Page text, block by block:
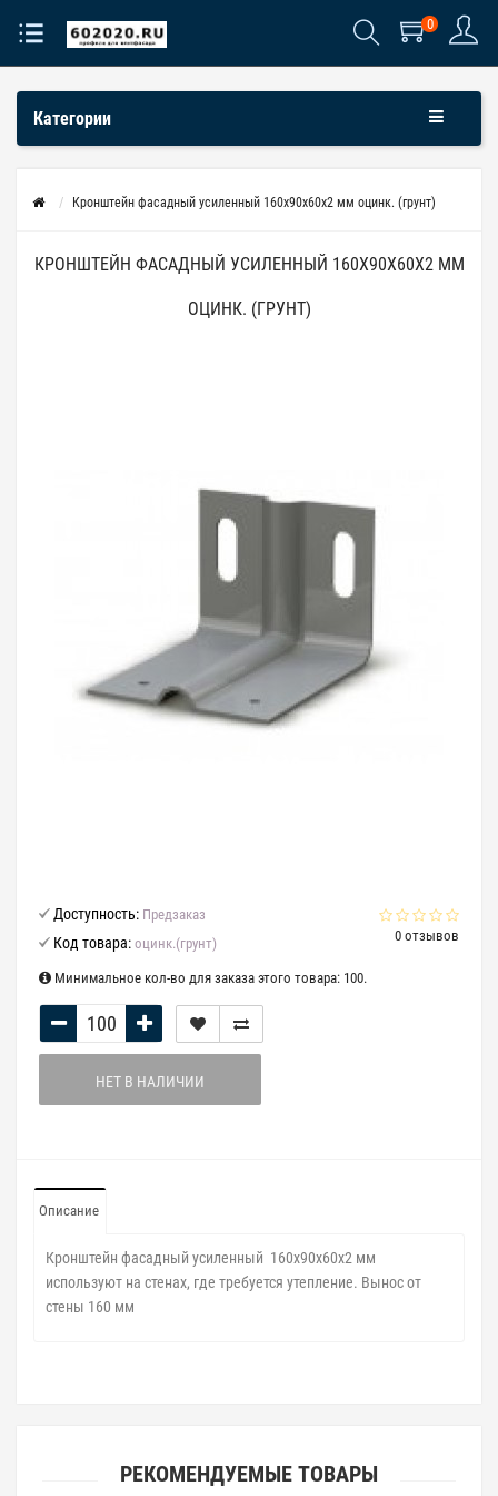
0
Категории
Кронштейн фасадный усиленный 160х90х60х2 мм оцинк. (грунт)
КРОНШТЕЙН ФАСАДНЫЙ УСИЛЕННЫЙ 160Х90Х60Х2 ММ
ОЦИНК. (ГРУНТ)
0 отзывов
Доступность: Предзаказ
Код товара: оцинк.(грунт)
Минимальное кол-во для заказа этого товара: 100.
НЕТ В НАЛИЧИИ
Описание
Кронштейн фасадный усиленный 160х90х60х2 мм
используют на стенах, где требуется утепление. Вынос от
стены 160 мм
РЕКОМЕНДУЕМЫЕ ТОВАРЫ